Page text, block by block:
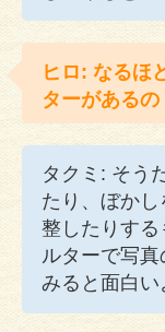
ヒロ: なるほ
ターがあるの
タクミ: そう
たり、ぼか
整したりする
ルターで写
みると面白い